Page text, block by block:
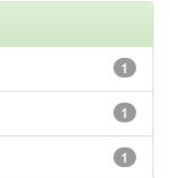
1
1
1